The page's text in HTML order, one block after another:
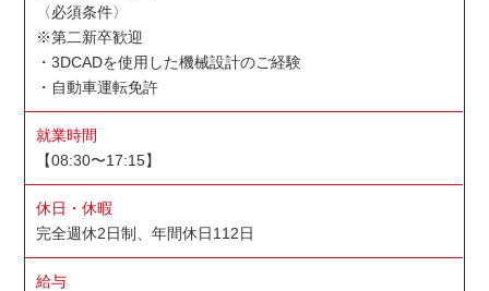
〈必須条件〉
※第二新卒歓迎
・3DCADを使用した機械設計のご経験
・自動車運転免許
就業時間
【08:30〜17:15】
休日・休暇
完全週休2日制、年間休日112日
給与